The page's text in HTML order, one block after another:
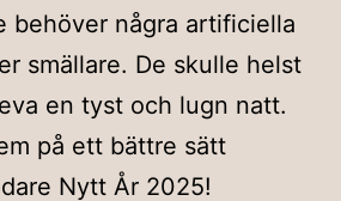
behöver några artificiella
smällare. De skulle helst
en tyst och lugn natt.
på ett bättre sätt
Nytt År 2025!